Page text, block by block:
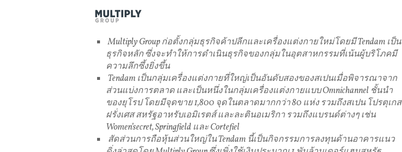
Multiply Group ก่อตั้งกลุ่มธุรกิจค้าปลีกและเครื่องแต่งกายใหม่โดยมี Tendam เป็น
ธุรกิจหลัก ซึ่งจะทำให้การดำเนินธุรกิจของกลุ่มในอุตสาหกรรมที่เน้นผู้บริโภคมี
ความลึกซึ้งยิ่งขึ้น
Tendam เป็นกลุ่มเครื่องแต่งกายที่ใหญ่เป็นอันดับสองของสเปนเมื่อพิจารณาจาก
ส่วนแบ่งการตลาด และเป็นหนึ่งในกลุ่มเครื่องแต่งกายแบบ Omnichannel ชั้นนำ
ของยุโรป โดยมีจุดขาย 1,800 จุดในตลาดมากกว่า 80 แห่ง รวมถึงสเปน โปรตุเกส
ฝรั่งเศส สหรัฐอาหรับเอมิเรตส์ และละตินอเมริกา รวมถึงแบรนด์ต่างๆ เช่น
Women’secret, Springfield และ Cortefiel
สัดส่วนการถือหุ้นส่วนใหญ่ใน Tendam นี้เป็นกิจกรรมการลงทุนด้านอาคารแนว